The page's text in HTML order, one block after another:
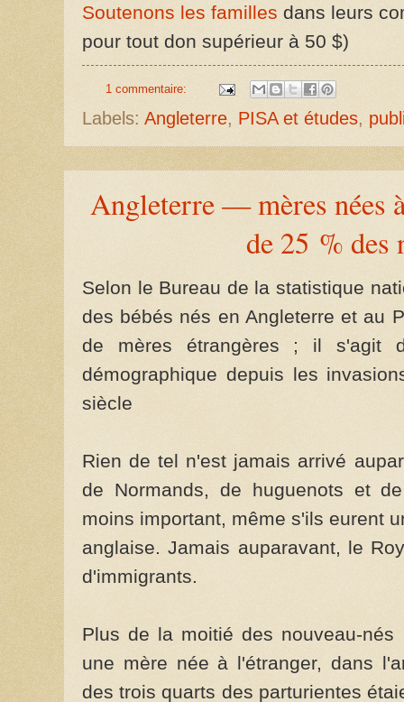
Soutenons les familles dans leurs
pour tout don supérieur à 50 $)
1 commentaire:
Labels: Angleterre, PISA et études,
Angleterre — mères nées
de 25 % des
Selon le Bureau de la statistique
des bébés nés en Angleterre et au
de mères étrangères ; il s'agit
démographique depuis les
siècle
Rien de tel n'est jamais arrivé
de Normands, de huguenots et
moins important, même s'ils eurent
anglaise. Jamais auparavant, le
d'immigrants.
Plus de la moitié des nouveau-
une mère née à l'étranger, dans
des trois quarts des parturientes